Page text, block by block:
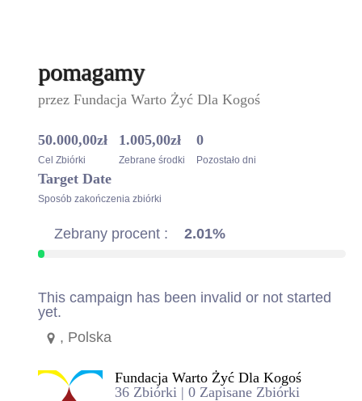
pomagamy
przez Fundacja Warto Żyć Dla Kogoś
50.000,00zł
Cel Zbiórki
1.005,00zł
Zebrane środki
0
Pozostało dni
Target Date
Sposób zakończenia zbiórki
Zebrany procent : 2.01%
This campaign has been invalid or not started
yet.
, Polska
Fundacja Warto Żyć Dla Kogoś
36 Zbiórki | 0 Zapisane Zbiórki